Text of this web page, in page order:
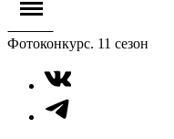
Фотоконкурс. 11 сезон